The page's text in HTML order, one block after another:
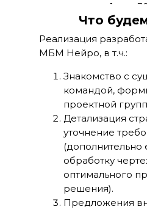
системы, 1 ед -
Итого 600 000 руб/
Суммы указаны с мес,
сегодня, будем
Что
Реализация
МБМ Нейро, в т.ч.:
Знакомство с
командой,
проектной
Детализация
уточнение
(дополнительно
обработку
оптимального
решения).
Предложения